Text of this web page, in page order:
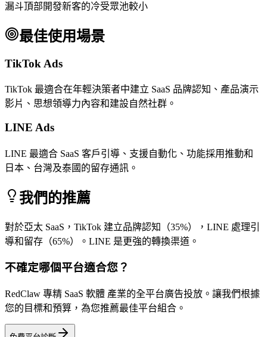
漏斗頂部開發新客的冷受眾池較小
最佳使用場景
TikTok Ads
TikTok 最適合在年輕決策者中建立 SaaS 品牌認知、產品演示
影片、思想領導力內容和建設自然社群。
LINE Ads
LINE 最適合 SaaS 客戶引導、支援自動化、功能採用推動和
日本、台灣及泰國的留存通訊。
我們的推薦
對於亞太 SaaS，TikTok 建立品牌認知（35%），LINE 處理引
導和留存（65%）。LINE 是更強的轉換渠道。
不確定哪個平台適合您？
RedClaw 專精 SaaS 軟體 產業的全平台廣告投放。讓我們根據
您的目標和預算，為您推薦最佳平台組合。